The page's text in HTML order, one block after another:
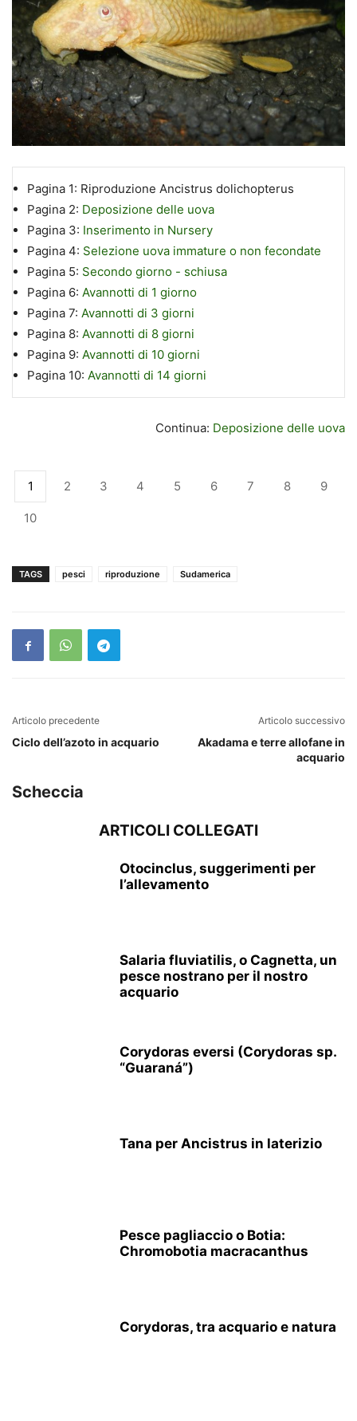
Pagina 1: Riproduzione Ancistrus dolichopterus
Pagina 2: Deposizione delle uova
Pagina 3: Inserimento in Nursery
Pagina 4: Selezione uova immature o non fecondate
Pagina 5: Secondo giorno - schiusa
Pagina 6: Avannotti di 1 giorno
Pagina 7: Avannotti di 3 giorni
Pagina 8: Avannotti di 8 giorni
Pagina 9: Avannotti di 10 giorni
Pagina 10: Avannotti di 14 giorni
Continua: Deposizione delle uova
1 2 3 4 5 6 7 8 9
10
TAGS pesci riproduzione Sudamerica
Articolo precedente
Ciclo dell’azoto in acquario
Articolo successivo
Akadama e terre allofane in
acquario
Scheccia
ARTICOLI COLLEGATI
Otocinclus, suggerimenti per
l’allevamento
Salaria fluviatilis, o Cagnetta, un
pesce nostrano per il nostro
acquario
Corydoras eversi (Corydoras sp.
“Guaraná”)
Tana per Ancistrus in laterizio
Pesce pagliaccio o Botia:
Chromobotia macracanthus
Corydoras, tra acquario e natura